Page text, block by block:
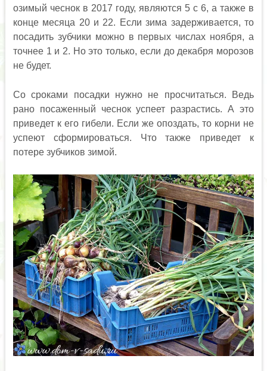
озимый чеснок в 2017 году, являются 5 с 6, а также в
конце месяца 20 и 22. Если зима задерживается, то
посадить зубчики можно в первых числах ноября, а
точнее 1 и 2. Но это только, если до декабря морозов
не будет.
Со сроками посадки нужно не просчитаться. Ведь
рано посаженный чеснок успеет разрастись. А это
приведет к его гибели. Если же опоздать, то корни не
успеют сформироваться. Что также приведет к
потере зубчиков зимой.